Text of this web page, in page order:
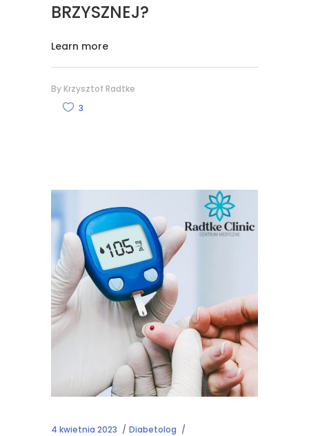
BRZYSZNEJ?
Learn more
By Krzysztof Radtke
3
4 kwietnia 2023
Diabetolog